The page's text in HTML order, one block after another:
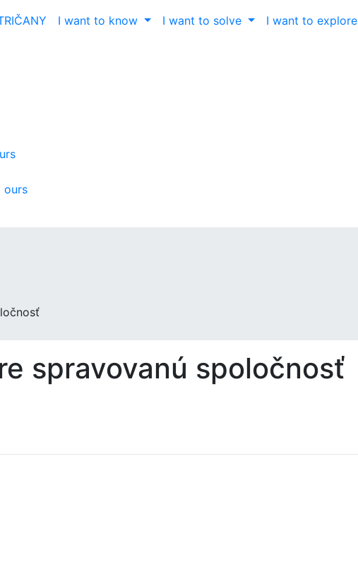
I want to know I want to solve I want to explore
ours
spravovanú spoločnosť